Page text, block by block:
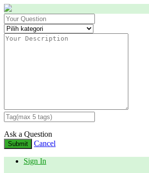
Ask a Question
Submit Cancel
Sign In